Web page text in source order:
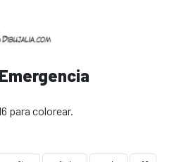
para colorear.